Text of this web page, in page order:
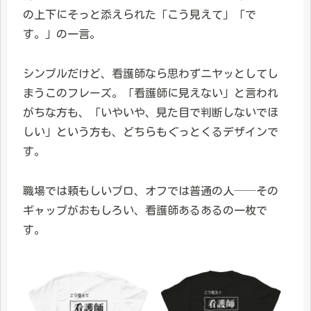
の上下にそっと添えられた「こう見えて」「で
す。」の一言。
シンプルだけど、看護師なら思わずニヤッとしてし
まうこのフレーズ。「看護師に見えない」と言われ
がちな方も、「いやいや、見た目で判断しないでほ
しい」という方も、どちらもぐっとくるデザインで
す。
職場では頼もしいプロ、オフでは普通の人──その
ギャップがおもしろい、看護師あるあるの一枚で
す。